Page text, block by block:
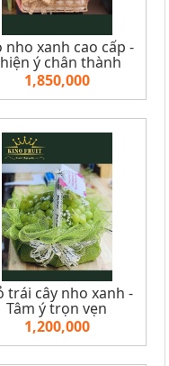
nho xanh cao cấp -
ý chân thành
1,850,000
trái cây nho xanh -
Tâm ý trọn vẹn
1,200,000